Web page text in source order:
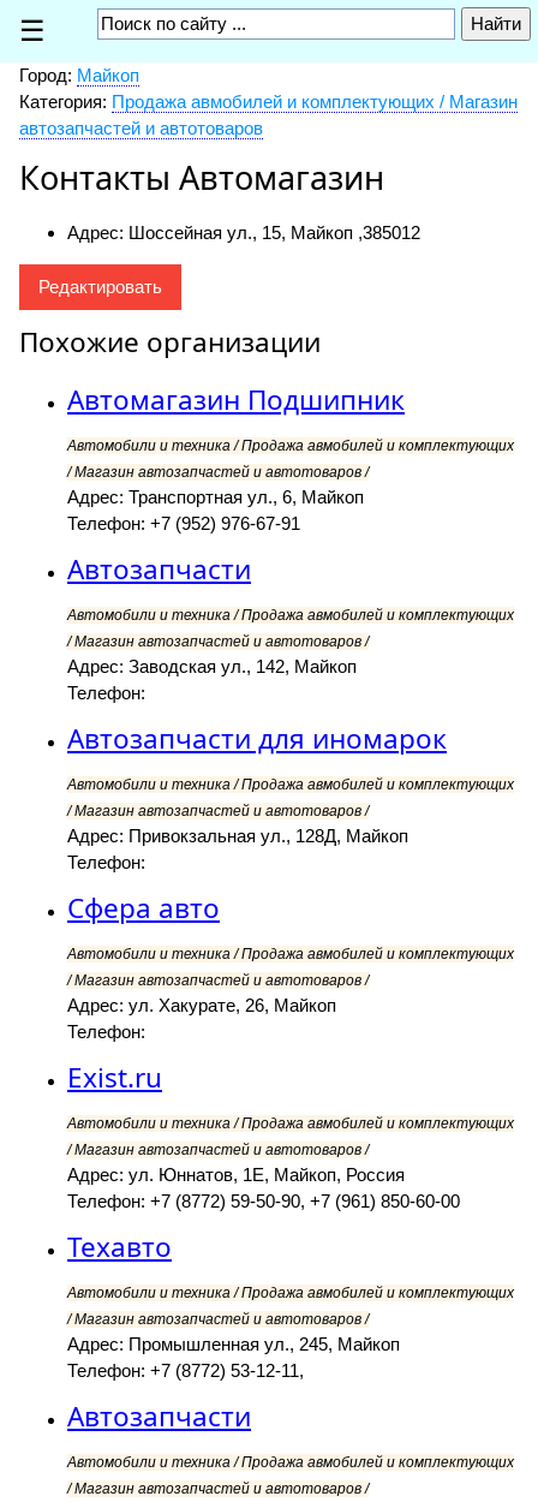
☰
Город: Майкоп
Категория: Продажа авмобилей и комплектующих / Магазин
автозапчастей и автотоваров
Контакты Автомагазин
Адрес: Шоссейная ул., 15, Майкоп ,385012
Редактировать
Похожие организации
Автомагазин Подшипник
Автомобили и техника / Продажа авмобилей и комплектующих
/ Магазин автозапчастей и автотоваров /
Адрес: Транспортная ул., 6, Майкоп
Телефон: +7 (952) 976-67-91
Автозапчасти
Автомобили и техника / Продажа авмобилей и комплектующих
/ Магазин автозапчастей и автотоваров /
Адрес: Заводская ул., 142, Майкоп
Телефон:
Автозапчасти для иномарок
Автомобили и техника / Продажа авмобилей и комплектующих
/ Магазин автозапчастей и автотоваров /
Адрес: Привокзальная ул., 128Д, Майкоп
Телефон:
Сфера авто
Автомобили и техника / Продажа авмобилей и комплектующих
/ Магазин автозапчастей и автотоваров /
Адрес: ул. Хакурате, 26, Майкоп
Телефон:
Exist.ru
Автомобили и техника / Продажа авмобилей и комплектующих
/ Магазин автозапчастей и автотоваров /
Адрес: ул. Юннатов, 1Е, Майкоп, Россия
Телефон: +7 (8772) 59-50-90, +7 (961) 850-60-00
Техавто
Автомобили и техника / Продажа авмобилей и комплектующих
/ Магазин автозапчастей и автотоваров /
Адрес: Промышленная ул., 245, Майкоп
Телефон: +7 (8772) 53-12-11,
Автозапчасти
Автомобили и техника / Продажа авмобилей и комплектующих
/ Магазин автозапчастей и автотоваров /